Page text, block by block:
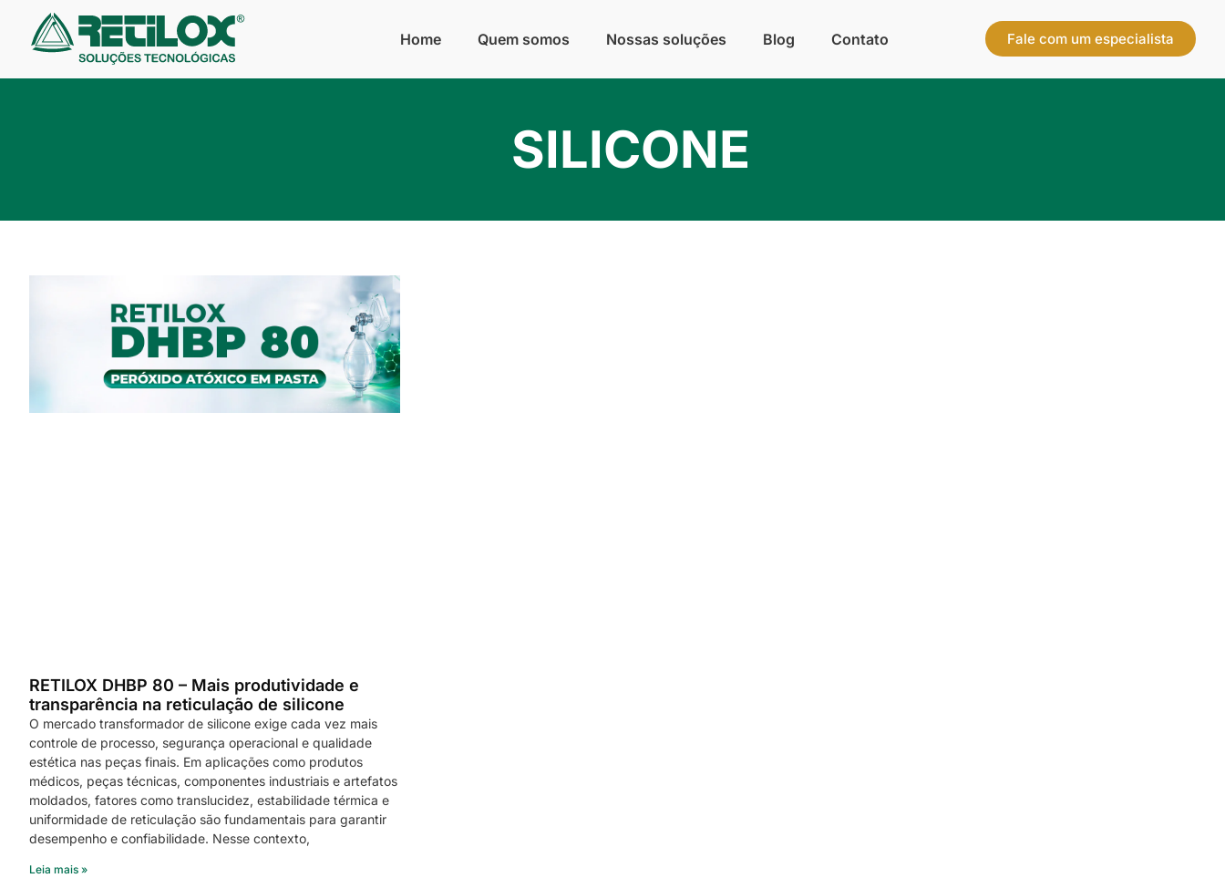
Home Quem somos Nossas soluções Blog Contato Fale com um especialista
SILICONE
RETILOX DHBP 80 – Mais produtividade e
transparência na reticulação de silicone
O mercado transformador de silicone exige cada vez mais
controle de processo, segurança operacional e qualidade
estética nas peças finais. Em aplicações como produtos
médicos, peças técnicas, componentes industriais e artefatos
moldados, fatores como translucidez, estabilidade térmica e
uniformidade de reticulação são fundamentais para garantir
desempenho e confiabilidade. Nesse contexto,
Leia mais »